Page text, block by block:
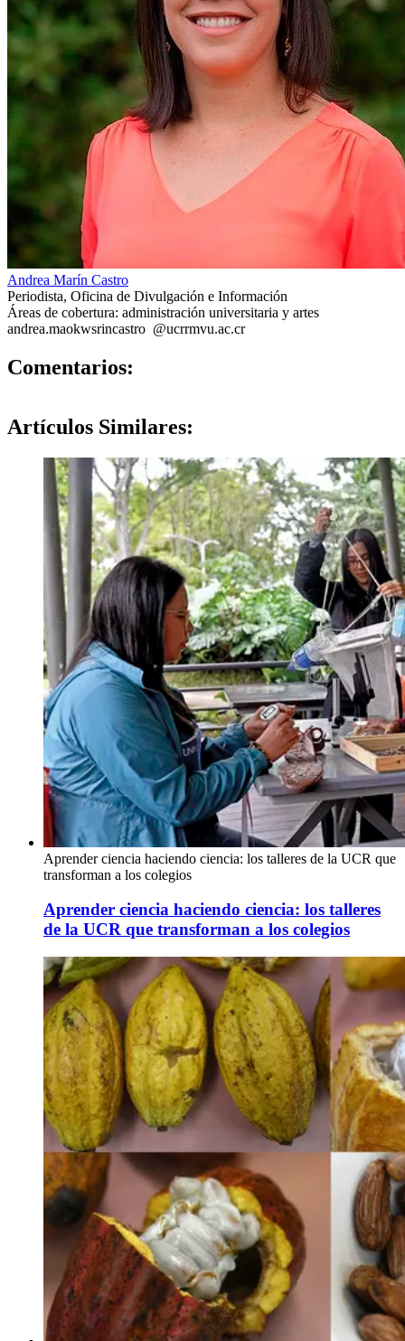
Andrea Marín Castro
Periodista, Oficina de Divulgación e Información
Áreas de cobertura: administración universitaria y artes
andrea.maokwsrincastro @ucrrmvu.ac.cr
Comentarios:
Artículos Similares:
Aprender ciencia haciendo ciencia: los talleres de la UCR que
transforman a los colegios
Aprender ciencia haciendo ciencia: los talleres
de la UCR que transforman a los colegios